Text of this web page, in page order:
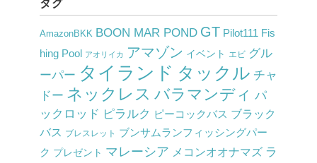
タグ
AmazonBKK BOON MAR POND GT Pilot111 Fis
hing Pool アオリイカ アマゾン イベント エビ グル
ーパー タイランド タックル チャ
ドー ネックレス バラマンディ パ
ックロッド ピラルク ピーコックバス ブラック
バス ブレスレット ブンサムランフィッシングパー
ク プレゼント マレーシア メコンオオナマズ ラ